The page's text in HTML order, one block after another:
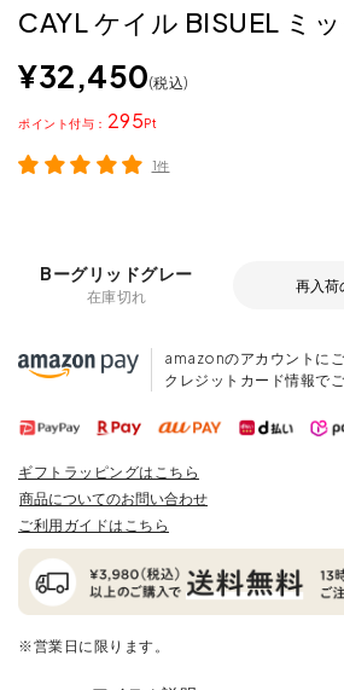
CAYL ケイル BISUEL ミ
¥32,450 税込
295
ポイント
1件
Bーグリッドグレー
在庫切れ
再入荷
amazonのアカウントに
クレジットカード情報で
ギフトラッピングはこちら
商品についてのお問い合わせ
ご利用ガイドはこちら
※営業日に限ります。